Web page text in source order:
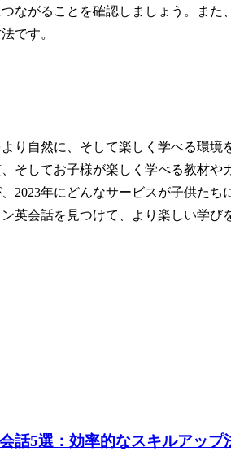
ながることを確認しましょう。また
です。
り自然に、そして楽しく学べる環境
そしてお子様が楽しく学べる教材や
2023年にどんなサービスが子供たち
英会話を見つけて、より楽しい学び
話5選：効率的なスキルアップ